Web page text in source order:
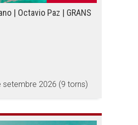
| Octavio Paz | GRANS
setembre 2026 (9 torns)